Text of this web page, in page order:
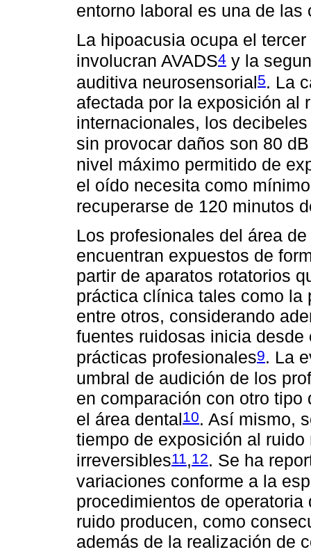
entorno laboral es una de
La hipoacusia ocupa el
involucran AVADS4 y la
auditiva neurosensorial5. La
afectada por la exposición al
internacionales, los
sin provocar daños son 80
nivel máximo permitido de
el oído necesita como
recuperarse de 120 minutos
Los profesionales del área
encuentran expuestos de
partir de aparatos rotatorios
práctica clínica tales como la
entre otros, considerando
fuentes ruidosas inicia
prácticas profesionales9. La
umbral de audición de los
en comparación con otro
el área dental10. Así mismo,
tiempo de exposición al
irreversibles11 ,12. Se ha
variaciones conforme a la
procedimientos de
ruido producen, como
además de la realización de